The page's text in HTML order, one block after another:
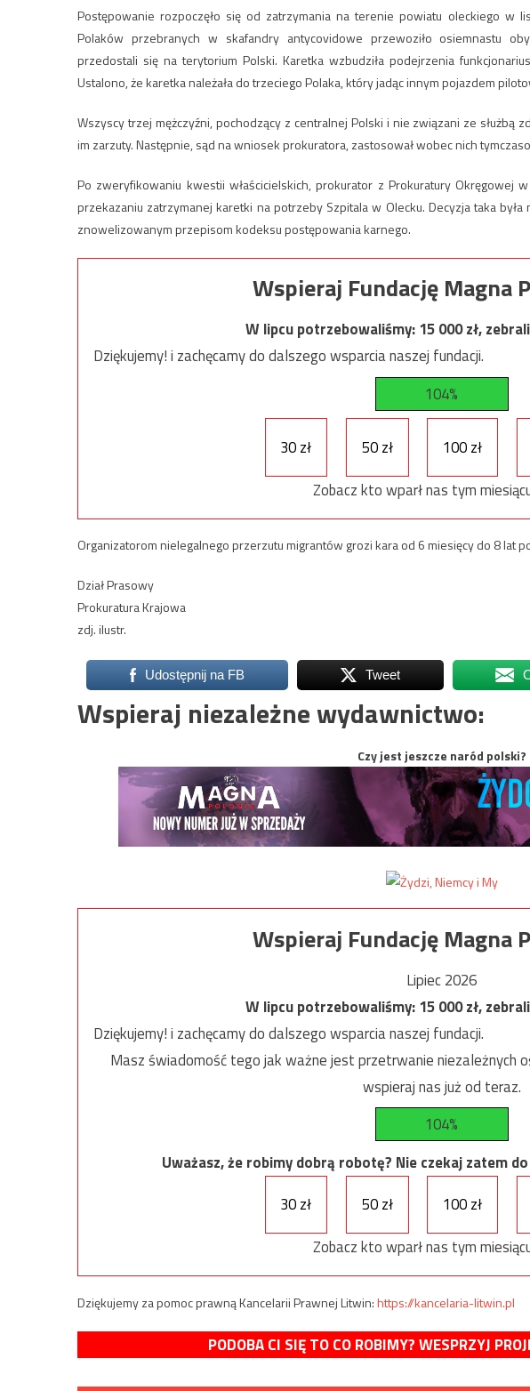
Postępowanie rozpoczęło się od zatrzymania na terenie powiatu oleckiego w
Polaków przebranych w skafandry antycovidowe przewoziło osiemnastu
przedostali się na terytorium Polski. Karetka wzbudziła podejrzenia
Ustalono, że karetka należała do trzeciego Polaka, który jadąc innym pojazdem
Wszyscy trzej mężczyźni, pochodzący z centralnej Polski i nie związani ze służbą
im zarzuty. Następnie, sąd na wniosek prokuratora, zastosował wobec nich
Po zweryfikowaniu kwestii właścicielskich, prokurator z Prokuratury Okręgowej
przekazaniu zatrzymanej karetki na potrzeby Szpitala w Olecku. Decyzja taka
znowelizowanym przepisom kodeksu postępowania karnego.
Wspieraj Fundację Magna
W lipcu potrzebowaliśmy:15 000zł,
Dziękujemy! i zachęcamy do dalszego wsparcia naszej fundacji.
104%
30 zł 50 zł 100 zł
Zobacz kto wparł nas tym
Organizatorom nielegalnego przerzutu migrantów grozi kara od 6 miesięcy do 8 lat
Dział Prasowy
Prokuratura Krajowa
zdj. ilustr.
Udostępnij na FB Tweet
Wspieraj niezależne wydawnictwo:
Czy jest jeszcze naród polski?
Wspieraj Fundację Magna
Lipiec 2026
W lipcu potrzebowaliśmy:15 000zł,
Dziękujemy! i zachęcamy do dalszego wsparcia naszej fundacji.
Masz świadomość tego jak ważne jest przetrwanie niezależnych
wspieraj nas już od teraz.
104%
Uważasz, że robimy dobrą robotę? Nie czekaj zatem
30 zł
50 zł 100 zł
Zobacz kto wparł nas tym
Dziękujemy za pomoc prawną Kancelarii Prawnej Litwin:https://kancelaria-litwin.pl
PODOBA CI SIĘ TO CO ROBIMY? WESPRZYJ